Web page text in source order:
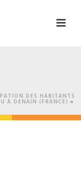
DES HABITANTS
À DENAIN (FRANCE) »